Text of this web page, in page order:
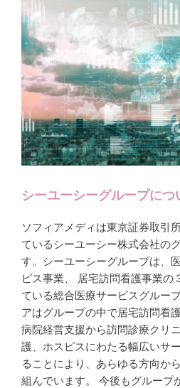
シーユーシーグループにつ
ソフィアメディは東京証券取引
ているシーユーシー株式会社の
す。シーユーシーグループは、
ピス事業、 居宅訪問看護事業の
ている総合医療サービスグルー
アはグループの中で居宅訪問看
病院経営支援から訪問診療クリ
護、ホスピスにわたる幅広いサ
ることにより、あらゆる方向か
組んでいます。 今後もグループ